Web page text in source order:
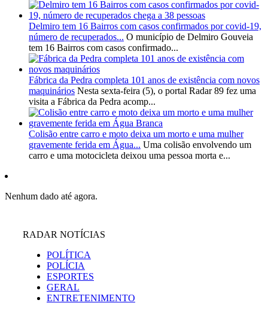
Delmiro tem 16 Bairros com casos confirmados por covid-19,
número de recuperados... O município de Delmiro Gouveia
tem 16 Bairros com casos confirmado...
Fábrica da Pedra completa 101 anos de existência com novos
maquinários Nesta sexta-feira (5), o portal Radar 89 fez uma
visita a Fábrica da Pedra acomp...
Colisão entre carro e moto deixa um morto e uma mulher
gravemente ferida em Água... Uma colisão envolvendo um
carro e uma motocicleta deixou uma pessoa morta e...
Nenhum dado até agora.
RADAR NOTÍCIAS
POLÍTICA
POLÍCIA
ESPORTES
GERAL
ENTRETENIMENTO